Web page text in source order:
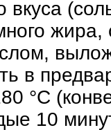
вкуса
жира,
в
°С
10